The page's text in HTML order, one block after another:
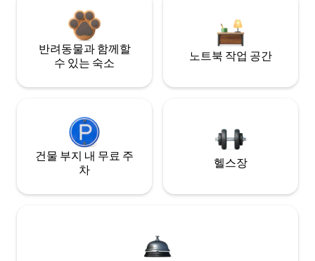
반려동물과 함께할
수 있는 숙소
노트북 작업 공간
건물 부지 내 무료 주
차
헬스장